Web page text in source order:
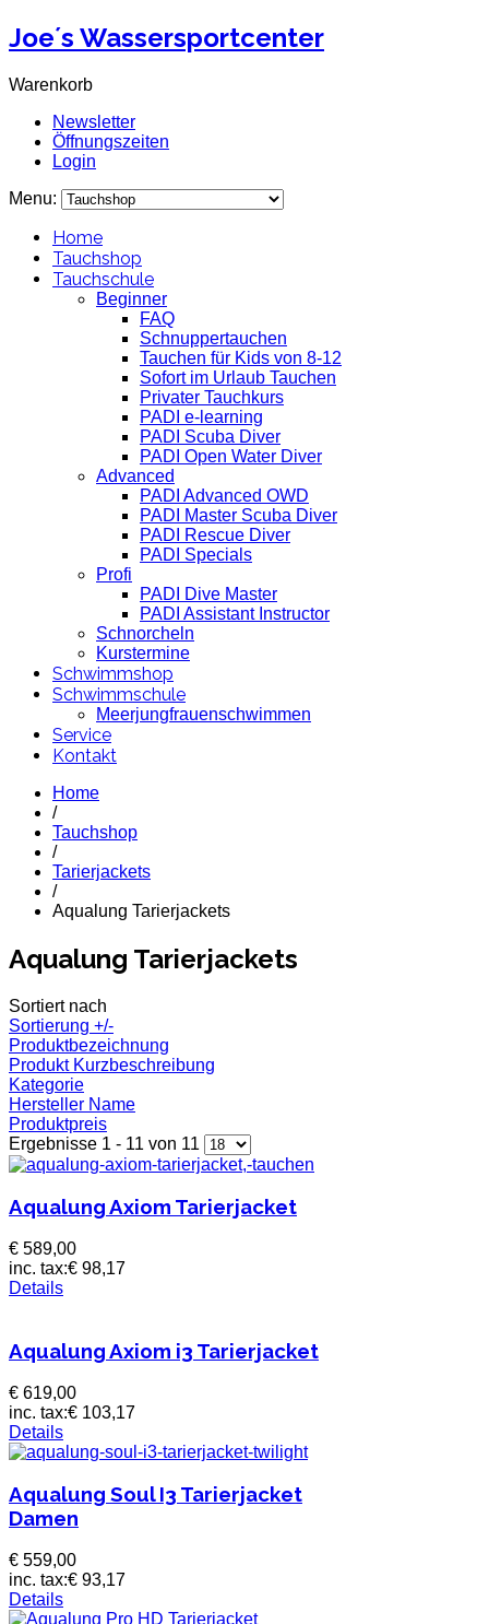
Joe´s Wassersportcenter
Warenkorb
Newsletter
Öffnungszeiten
Login
Menu:
Home
Tauchshop
Tauchschule
Beginner
FAQ
Schnuppertauchen
Tauchen für Kids von 8-12
Sofort im Urlaub Tauchen
Privater Tauchkurs
PADI e-learning
PADI Scuba Diver
PADI Open Water Diver
Advanced
PADI Advanced OWD
PADI Master Scuba Diver
PADI Rescue Diver
PADI Specials
Profi
PADI Dive Master
PADI Assistant Instructor
Schnorcheln
Kurstermine
Schwimmshop
Schwimmschule
Meerjungfrauenschwimmen
Service
Kontakt
Home
/
Tauchshop
/
Tarierjackets
/
Aqualung Tarierjackets
Aqualung Tarierjackets
Sortiert nach
Sortierung +/-
Produktbezeichnung
Produkt Kurzbeschreibung
Kategorie
Hersteller Name
Produktpreis
Ergebnisse 1 - 11 von 11
Aqualung Axiom Tarierjacket
€ 589,00
inc. tax:€ 98,17
Details
Aqualung Axiom i3 Tarierjacket
€ 619,00
inc. tax:€ 103,17
Details
Aqualung Soul I3 Tarierjacket
Damen
€ 559,00
inc. tax:€ 93,17
Details